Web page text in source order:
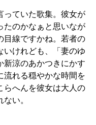
っていた歌集。彼女が
たのかなぁと思いなが
目線ですかね。若者の
いけれども、「妻のゆ
新涼のあかつきにかす
流れる穏やかな時間を
らへんを彼女は大人の
い。